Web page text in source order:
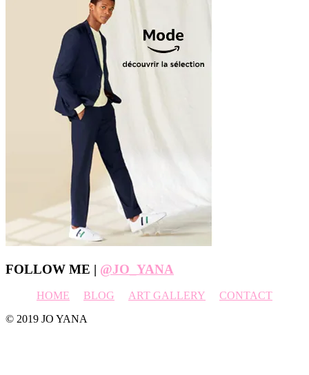
Footer
FOLLOW ME | @JO_YANA
HOME BLOG ART GALLERY
CONTACT
© 2019 JO YANA